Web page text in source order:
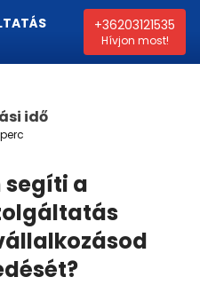
+36203121535
Hívjon most!
idő
segíti a